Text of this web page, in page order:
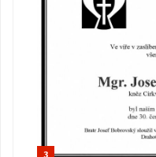
3